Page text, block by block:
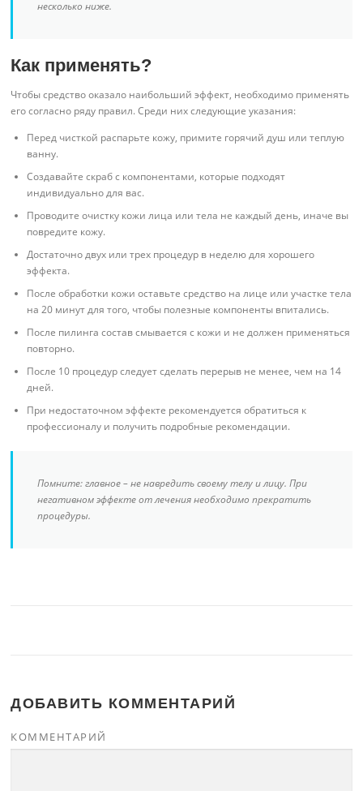
несколько ниже.
Как применять?
Чтобы средство оказало наибольший эффект, необходимо применять
его согласно ряду правил. Среди них следующие указания:
Перед чисткой распарьте кожу, примите горячий душ или теплую
ванну.
Создавайте скраб с компонентами, которые подходят
индивидуально для вас.
Проводите очистку кожи лица или тела не каждый день, иначе вы
повредите кожу.
Достаточно двух или трех процедур в неделю для хорошего
эффекта.
После обработки кожи оставьте средство на лице или участке тела
на 20 минут для того, чтобы полезные компоненты впитались.
После пилинга состав смывается с кожи и не должен применяться
повторно.
После 10 процедур следует сделать перерыв не менее, чем на 14
дней.
При недостаточном эффекте рекомендуется обратиться к
профессионалу и получить подробные рекомендации.
Помните: главное – не навредить своему телу и лицу. При
негативном эффекте от лечения необходимо прекратить
процедуры.
ДОБАВИТЬ КОММЕНТАРИЙ
КОММЕНТАРИЙ